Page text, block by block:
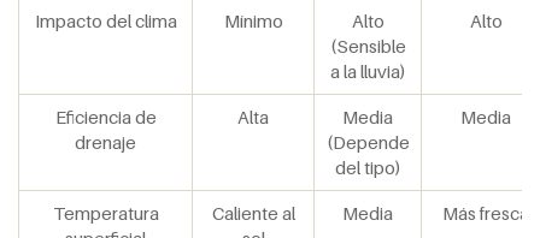
Impacto del clima Mínimo
Alto
(Sensible
a la lluvia)
Alto
Eficiencia de
drenaje
Alta
Media
(Depende
del tipo)
Media
Temperatura
Caliente al
Media Más fresca